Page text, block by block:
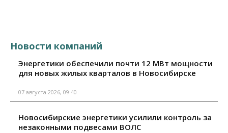
Новости компаний
Энергетики обеспечили почти 12 МВт мощности
для новых жилых кварталов в Новосибирске
07 августа 2026, 09:40
Новосибирские энергетики усилили контроль за
незаконными подвесами ВОЛС